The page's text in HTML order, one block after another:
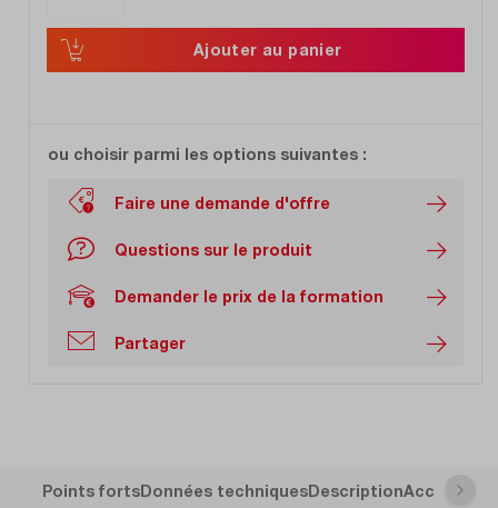
Ajouter au panier
ou choisir parmi les options suivantes :
Faire une demande d'offre
Questions sur le produit
Demander le prix de la formation
Partager
Points fortsDonnées techniquesDescription